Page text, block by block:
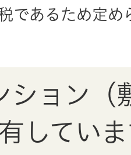
であるため定め
ション（
してい